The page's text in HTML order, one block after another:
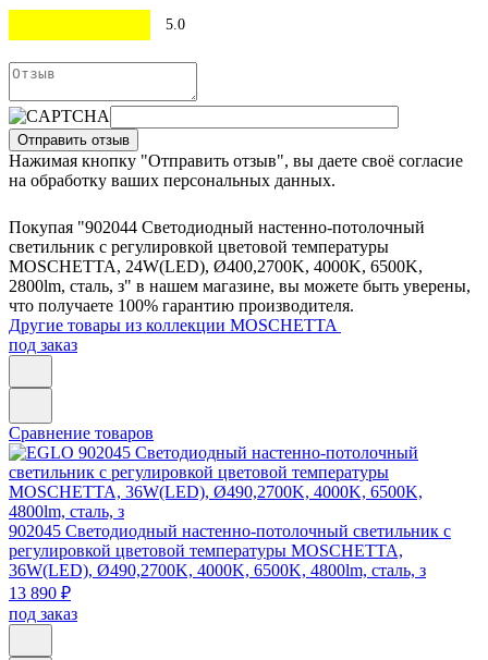
5.0
Отправить отзыв
Нажимая кнопку "Отправить отзыв", вы даете своё согласие
на обработку ваших персональных данных.
Покупая "902044 Светодиодный настенно-потолочный
светильник с регулировкой цветовой температуры
MOSCHETTA, 24W(LED), Ø400,2700K, 4000K, 6500K,
2800lm, сталь, з" в нашем магазине, вы можете быть уверены,
что получаете 100% гарантию производителя.
Другие товары из коллекции MOSCHETTA
под заказ
Сравнение товаров
902045 Светодиодный настенно-потолочный светильник с
регулировкой цветовой температуры MOSCHETTA,
36W(LED), Ø490,2700K, 4000K, 6500K, 4800lm, сталь, з
13 890 ₽
под заказ